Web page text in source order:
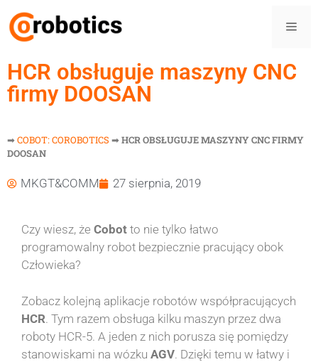
HCR obsługuje maszyny CNC
firmy DOOSAN
➡COBOT: COROBOTICS ➡HCR OBSŁUGUJE MASZYNY CNC FIRMY
DOOSAN
MKGT&COMM 27 sierpnia, 2019
Czy wiesz, że Cobot to nie tylko łatwo
programowalny robot bezpiecznie pracujący obok
Człowieka?
Zobacz kolejną aplikacje robotów współpracujących
HCR. Tym razem obsługa kilku maszyn przez dwa
roboty HCR-5. A jeden z nich porusza się pomiędzy
stanowiskami na wózku AGV. Dzięki temu w łatwy i